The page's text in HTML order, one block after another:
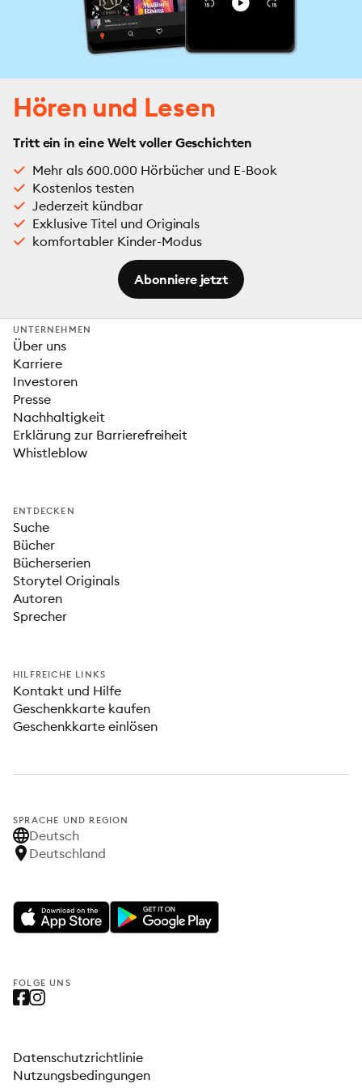
Hören und Lesen
Tritt ein in eine Welt voller Geschichten
Mehr als 600.000 Hörbücher und E-Book
Kostenlos testen
Jederzeit kündbar
Exklusive Titel und Originals
komfortabler Kinder-Modus
Abonniere jetzt
UNTERNEHMEN
Über uns
Karriere
Investoren
Presse
Nachhaltigkeit
Erklärung zur Barrierefreiheit
Whistleblow
ENTDECKEN
Suche
Bücher
Bücherserien
Storytel Originals
Autoren
Sprecher
HILFREICHE LINKS
Kontakt und Hilfe
Geschenkkarte kaufen
Geschenkkarte einlösen
SPRACHE UND REGION
Deutsch
Deutschland
FOLGE UNS
Datenschutzrichtlinie
Nutzungsbedingungen